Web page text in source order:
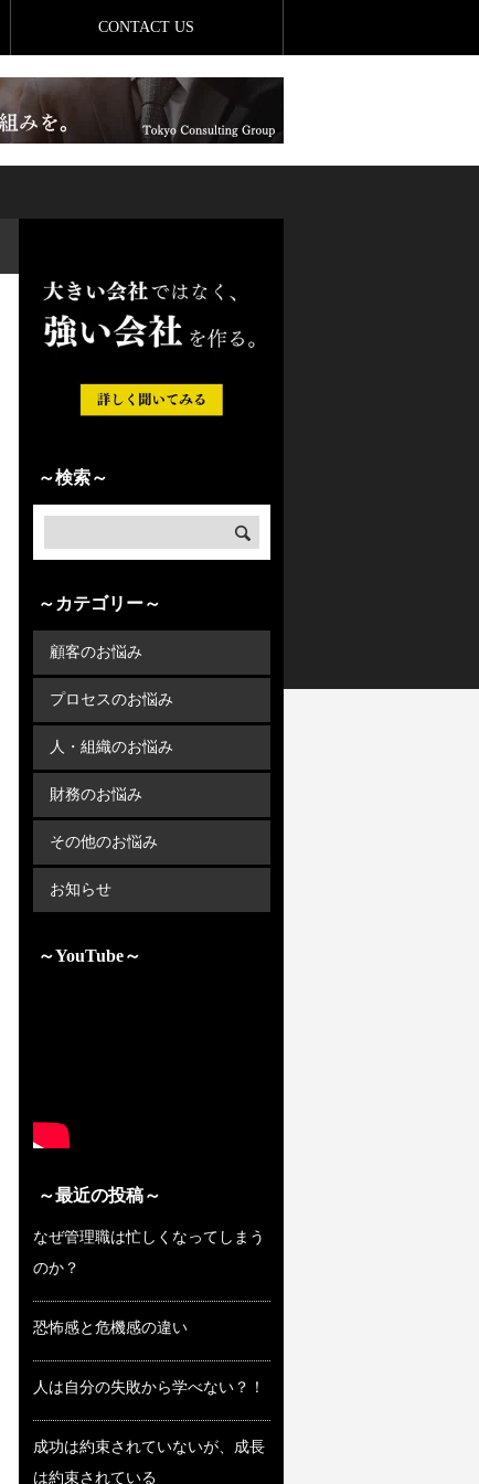
CONTACT US
～検索～
～カテゴリー～
顧客のお悩み
プロセスのお悩み
人・組織のお悩み
財務のお悩み
その他のお悩み
お知らせ
～YouTube～
～最近の投稿～
なぜ管理職は忙しくなってしまう
のか？
恐怖感と危機感の違い
人は自分の失敗から学べない？！
成功は約束されていないが、成長
は約束されている